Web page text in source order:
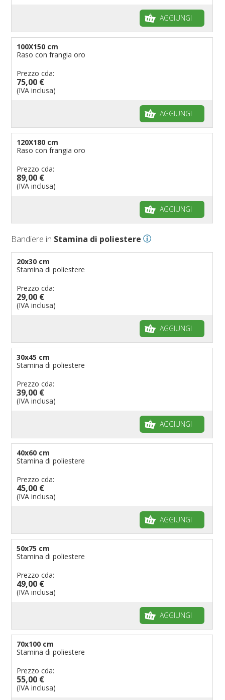
AGGIUNGI
100X150 cm
Raso con frangia oro
Prezzo cda:
75,00 €
(IVA inclusa)
AGGIUNGI
120X180 cm
Raso con frangia oro
Prezzo cda:
89,00 €
(IVA inclusa)
AGGIUNGI
Bandiere in Stamina di poliestere
20x30 cm
Stamina di poliestere
Prezzo cda:
29,00 €
(IVA inclusa)
AGGIUNGI
30x45 cm
Stamina di poliestere
Prezzo cda:
39,00 €
(IVA inclusa)
AGGIUNGI
40x60 cm
Stamina di poliestere
Prezzo cda:
45,00 €
(IVA inclusa)
AGGIUNGI
50x75 cm
Stamina di poliestere
Prezzo cda:
49,00 €
(IVA inclusa)
AGGIUNGI
70x100 cm
Stamina di poliestere
Prezzo cda:
55,00 €
(IVA inclusa)